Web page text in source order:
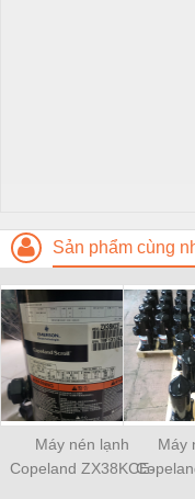
Sản phẩm cùng
Máy nén lạnh
Copeland ZX38KCE-
Máy